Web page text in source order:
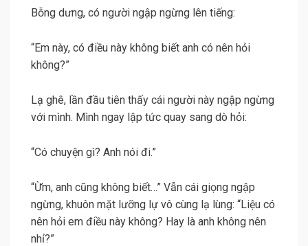
Bỗng dưng, có người ngập ngừng lên tiếng:
“Em này, có điều này không biết anh có nên hỏi
không?”
Lạ ghê, lần đầu tiên thấy cái người này ngập ngừng
với mình. Mình ngay lập tức quay sang dò hỏi:
“Có chuyện gì? Anh nói đi.”
“Ừm, anh cũng không biết…” Vẫn cái giọng ngập
ngừng, khuôn mặt lưỡng lự vô cùng lạ lùng: “Liệu có
nên hỏi em điều này không? Hay là anh không nên
nhỉ?”